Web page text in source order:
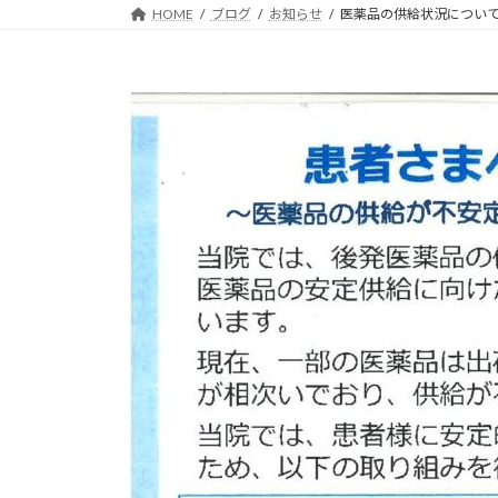
HOME ブログ お知らせ 医薬品の供給状況につい